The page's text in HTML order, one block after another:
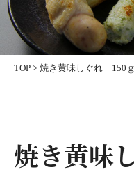
TOP > 焼き黄味しぐれ 150ｇ
焼き黄味